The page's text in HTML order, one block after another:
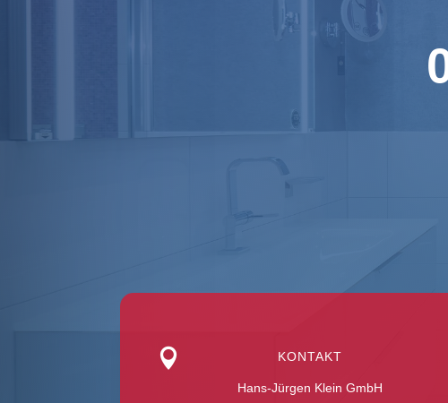
 KONTAKT
Hans-Jürgen Klein GmbH